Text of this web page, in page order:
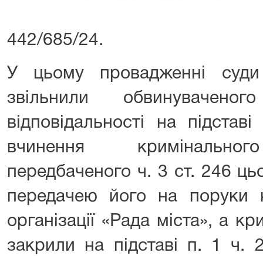
442/685/24.
У цьому провадженні суди
звільнили
відповідальності на
вчинення
передбаченого ч. 3 ст. 246
передачею його на поруки
організації «Рада міста», а
закрили на підставі п. 1 ч.